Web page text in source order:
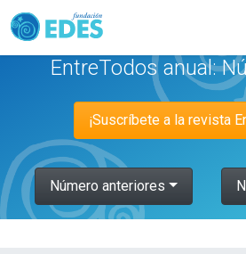
EntreTodos anual:
¡Suscríbete a la revista
Número anteriores